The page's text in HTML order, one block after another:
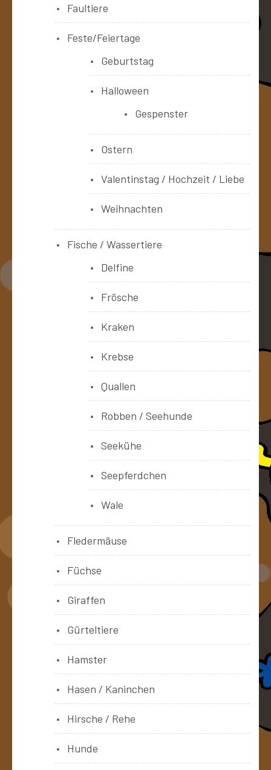
Faultiere
Feste/Feiertage
Geburtstag
Halloween
Gespenster
Ostern
Valentinstag / Hochzeit / Liebe
Weihnachten
Fische / Wassertiere
Delfine
Frösche
Kraken
Krebse
Quallen
Robben / Seehunde
Seekühe
Seepferdchen
Wale
Fledermäuse
Füchse
Giraffen
Gürteltiere
Hamster
Hasen / Kaninchen
Hirsche / Rehe
Hunde